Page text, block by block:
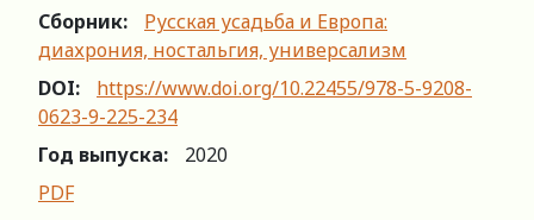
Сборник:
Русская усадьба и Европа:
диахрония, ностальгия, универсализм
DOI:
https://www.doi.org/10.22455/978-5-9208-
0623-9-225-234
Год выпуска:
2020
PDF